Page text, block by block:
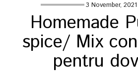
3 November, 2021
Homemade
spice/ Mix
pentru